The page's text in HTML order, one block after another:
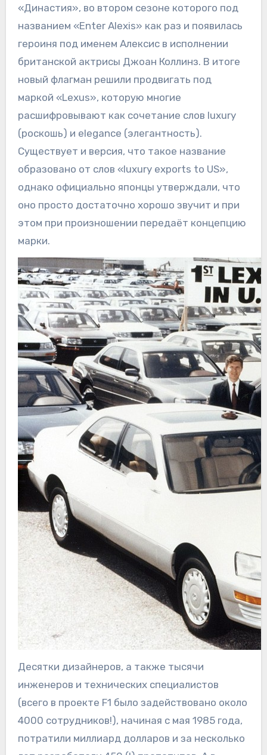
«Династия», во втором сезоне которого под
названием «Enter Alexis» как раз и появилась
героиня под именем Алексис в исполнении
британской актрисы Джоан Коллинз. В итоге
новый флагман решили продвигать под
маркой «Lexus», которую многие
расшифровывают как сочетание слов luxury
(роскошь) и elegance (элегантность).
Существует и версия, что такое название
образовано от слов «luxury exports to US»,
однако официально японцы утверждали, что
оно просто достаточно хорошо звучит и при
этом при произношении передаёт концепцию
марки.
Десятки дизайнеров, а также тысячи
инженеров и технических специалистов
(всего в проекте F1 было задействовано около
4000 сотрудников!), начиная с мая 1985 года,
потратили миллиард долларов и за несколько